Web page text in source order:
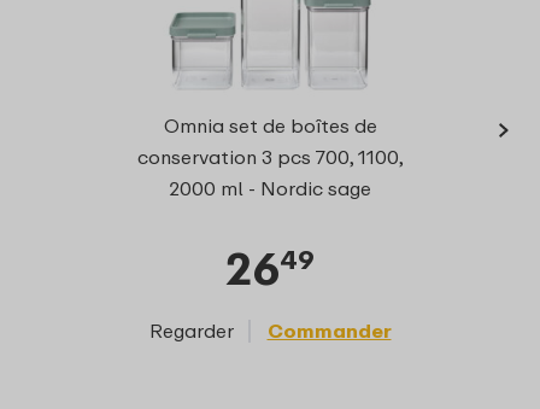
Omnia set de boîtes de
conservation 3 pcs 700, 1100,
2000 ml - Nordic sage
2649
Regarder Commander
›